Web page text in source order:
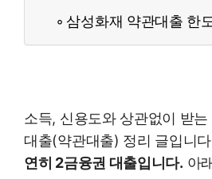
삼성화재 약관대출 한
소득, 신용도와 상관없이 받
대출(약관대출) 정리 글입니
연히 2금융권 대출입니다. 아